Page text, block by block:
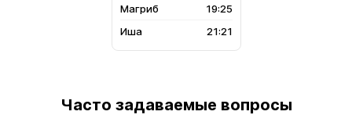
19:25
21:21
Часто задаваемые вопросы